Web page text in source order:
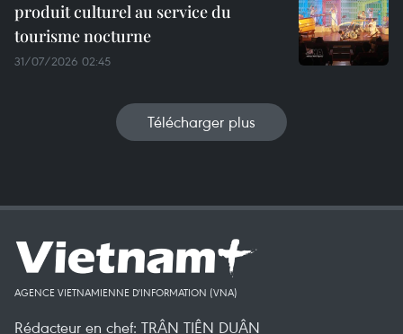
produit culturel au service du
tourisme nocturne
31/07/2026 02:45
Télécharger plus
AGENCE VIETNAMIENNE D'INFORMATION (VNA)
Rédacteur en chef: TRÂN TIÊN DUÂN